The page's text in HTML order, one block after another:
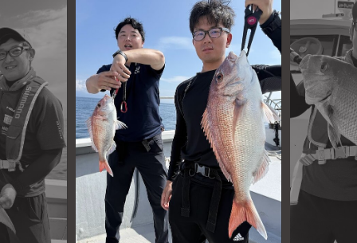
よくあるご質問
プライバシーポリシー
お問い合わせ
お知らせ